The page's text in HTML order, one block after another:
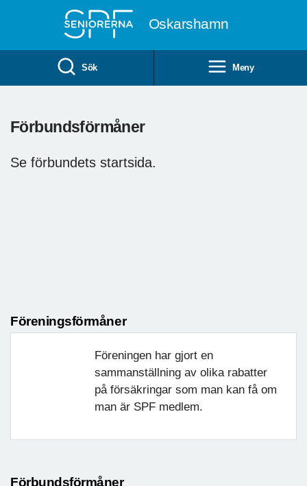
Oskarshamn
Sök Meny
Förbundsförmåner
Se förbundets startsida.
Föreningsförmåner
Föreningen har gjort en
sammanställning av olika rabatter
på försäkringar som man kan få om
man är SPF medlem.
Förbundsförmåner